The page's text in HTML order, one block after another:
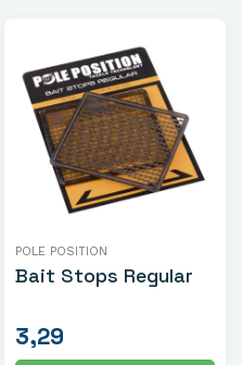
POLE POSITION
Bait Stops Regular
3,29